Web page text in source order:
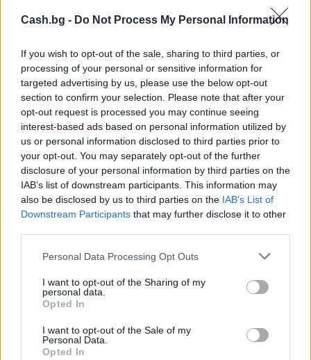
Cash.bg - Do Not Process My Personal Information
If you wish to opt-out of the sale, sharing to third parties, or
processing of your personal or sensitive information for
targeted advertising by us, please use the below opt-out
section to confirm your selection. Please note that after your
opt-out request is processed you may continue seeing
interest-based ads based on personal information utilized by
us or personal information disclosed to third parties prior to
your opt-out. You may separately opt-out of the further
disclosure of your personal information by third parties on the
IAB’s list of downstream participants. This information may
also be disclosed by us to third parties on the IAB’s List of
Downstream Participants that may further disclose it to other
Personal Data Processing Opt Outs
I want to opt-out of the Sharing of my
personal data.
Opted In
I want to opt-out of the Sale of my
Personal Data.
Opted In
Древен храм на почти 900 години
откриха под кафене за сладолед в
Полша
07.08.2026 / 16:00